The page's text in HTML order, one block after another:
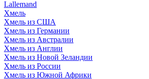
Lallemand
Хмель
Хмель из США
Хмель из Германии
Хмель из Австралии
Хмель из Англии
Хмель из Новой Зеландии
Хмель из России
Хмель из Южной Африки